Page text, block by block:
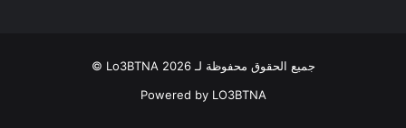
جميع الحقوق محفوظة لـ Lo3BTNA 2026 ©
Powered by LO3BTNA